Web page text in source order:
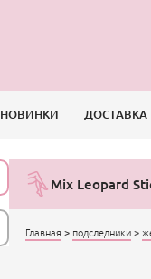
НОВИНКИ ДОСТАВКА
Mix Leopard
Главная > подследники >